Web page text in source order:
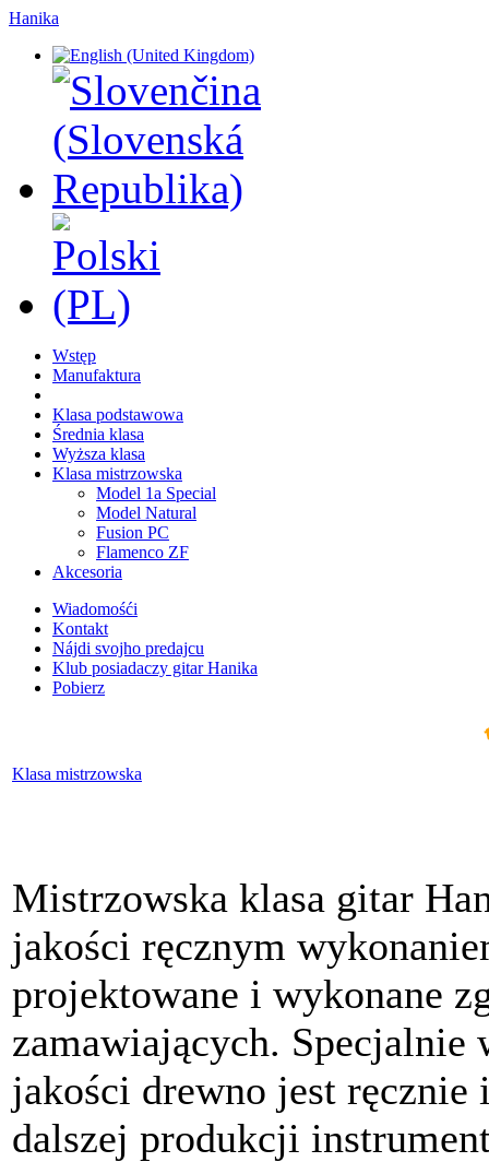
Hanika
Wstęp
Manufaktura
Klasa podstawowa
Średnia klasa
Wyższa klasa
Klasa mistrzowska
Model 1a Special
Model Natural
Fusion PC
Flamenco ZF
Akcesoria
Wiadomośći
Kontakt
Nájdi svojho predajcu
Klub posiadaczy gitar Hanika
Pobierz
Klasa mistrzowska
Mistrzowska klasa gitar
jakości ręcznym
projektowane i wykonane
zamawiających.
jakości drewno jest
dalszej produkcji